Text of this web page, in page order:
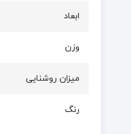
ابعاد
وزن
میزان روشنایی
رنگ